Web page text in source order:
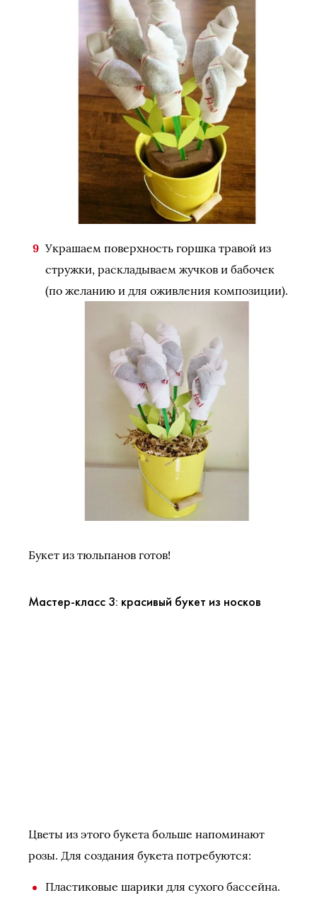
Украшаем поверхность горшка травой из
стружки, раскладываем жучков и бабочек
(по желанию и для оживления композиции).
Букет из тюльпанов готов!
Мастер-класс 3: красивый букет из носков
Цветы из этого букета больше напоминают
розы. Для создания букета потребуются:
Пластиковые шарики для сухого бассейна.